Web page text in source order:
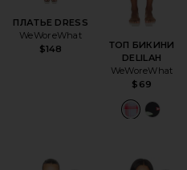
ПЛАТЬЕ DRESS
WeWoreWhat
$148
ТОП БИКИНИ
DELILAH
WeWoreWhat
$69